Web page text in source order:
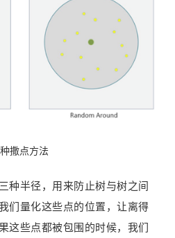
撒点方法
种半径，用来防止树与树之间
们量化这些点的位置，让离得
这些点都被包围的时候，我们